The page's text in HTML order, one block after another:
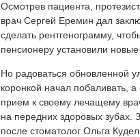
Осмотрев пациента,
врач Сергей Еремин дал
сделать рентгенограмму,
пенсионеру установили новые
Но радоваться обновленной
коронкой начал побаливать,
прием к своему лечащему
на передних здоровых зубах.
после стоматолог Ольга